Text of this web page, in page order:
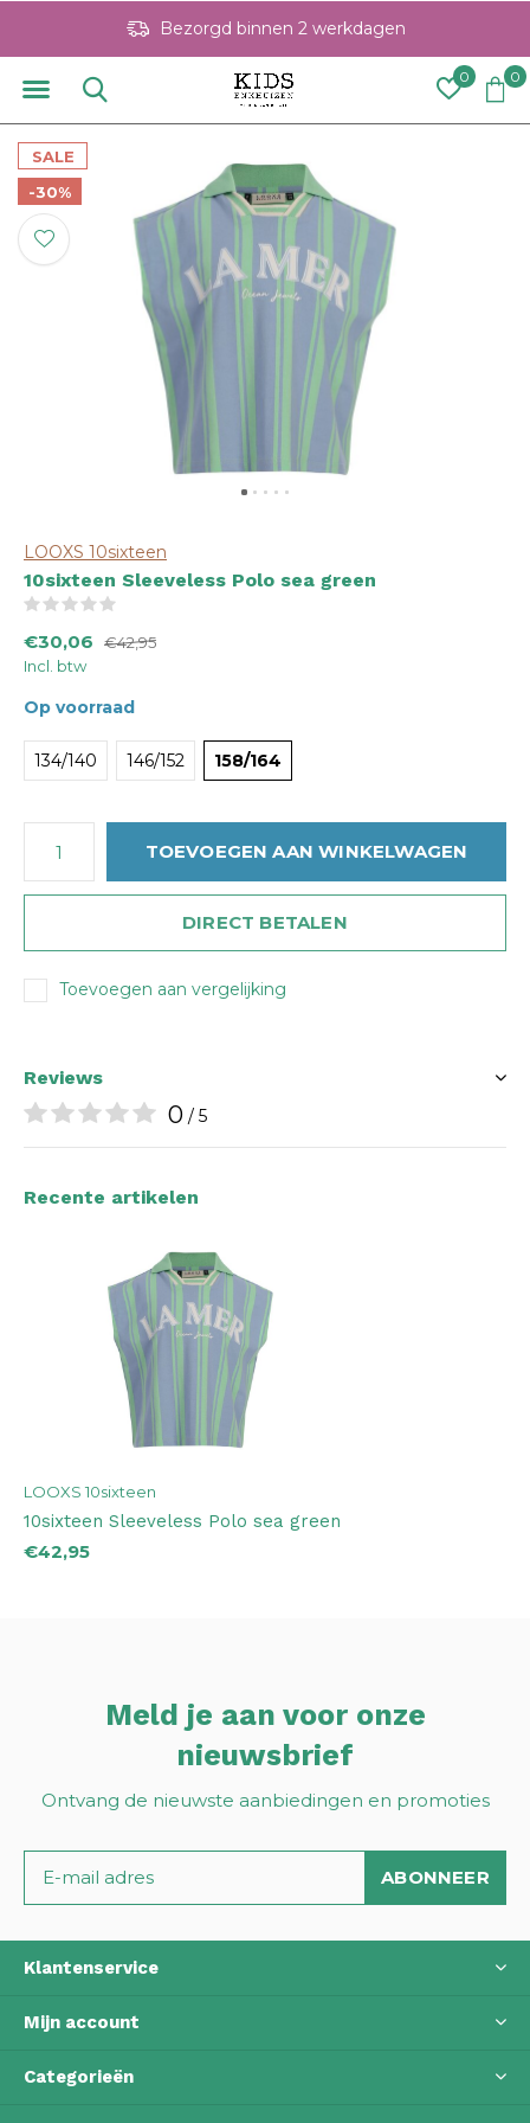
0 0
Bezorgd binnen 2 werkdagen
SALE
-30%
LOOXS 10sixteen
10sixteen Sleeveless Polo sea green
€30,06
€42,95
Incl. btw
Op voorraad
134/140 146/152 158/164
TOEVOEGEN AAN WINKELWAGEN
DIRECT BETALEN
Toevoegen aan vergelijking
Reviews
0 / 5
Recente artikelen
LOOXS 10sixteen
10sixteen Sleeveless Polo sea green
€42,95
Meld je aan voor onze
nieuwsbrief
Ontvang de nieuwste aanbiedingen en promoties
ABONNEER
Klantenservice
Mijn account
Categorieën